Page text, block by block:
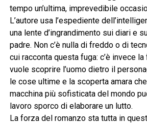
tempo un’ultima, imprevedibile
L’autore usa l’espediente
una lente d’ingrandimento sui diari e
padre. Non c’è nulla di freddo o di
cui racconta questa fuga: c’è invece
vuole scoprire l’uomo dietro il
le cose ultime e la scoperta amara
macchina più sofisticata del mondo
lavoro sporco di elaborare un lutto.
La forza del romanzo sta tutta in